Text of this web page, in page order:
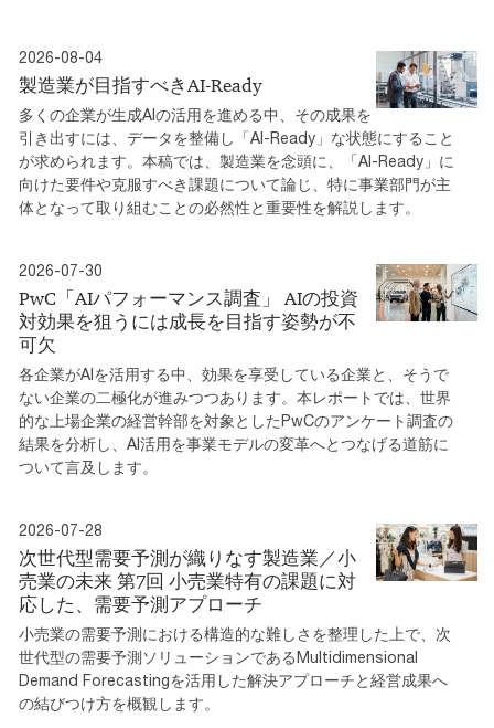
2026-08-04
製造業が目指すべきAI-Ready
多くの企業が生成AIの活用を進める中、その成果を
引き出すには、データを整備し「AI-Ready」な状態にすること
が求められます。本稿では、製造業を念頭に、「AI-Ready」に
向けた要件や克服すべき課題について論じ、特に事業部門が主
体となって取り組むことの必然性と重要性を解説します。
2026-07-30
PwC「AIパフォーマンス調査」 AIの投資
対効果を狙うには成長を目指す姿勢が不
可欠
各企業がAIを活用する中、効果を享受している企業と、そうで
ない企業の二極化が進みつつあります。本レポートでは、世界
的な上場企業の経営幹部を対象としたPwCのアンケート調査の
結果を分析し、AI活用を事業モデルの変革へとつなげる道筋に
ついて言及します。
2026-07-28
次世代型需要予測が織りなす製造業／小
売業の未来 第7回 小売業特有の課題に対
応した、需要予測アプローチ
小売業の需要予測における構造的な難しさを整理した上で、次
世代型の需要予測ソリューションであるMultidimensional
Demand Forecastingを活用した解決アプローチと経営成果へ
の結びつけ方を概観します。